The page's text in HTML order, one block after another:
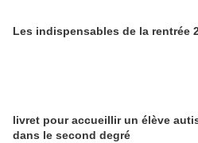
Les indispensables de la rentrée
livret pour accueillir un élève
dans le second degré